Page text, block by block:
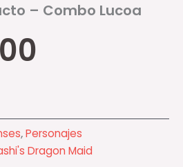
– Combo Lucoa
,Personajes
Dragon Maid